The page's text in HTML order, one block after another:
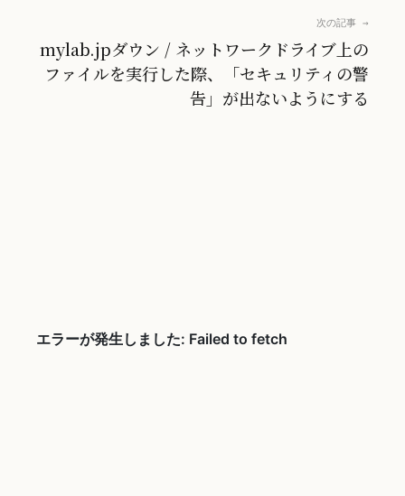
次の記事 →
mylab.jpダウン / ネットワークドライブ上の
ファイルを実行した際、「セキュリティの警
告」が出ないようにする